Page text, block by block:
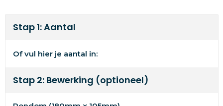
Stap 1: Aantal
Of vul hier je aantal in:
Stap 2: Bewerking (optioneel)